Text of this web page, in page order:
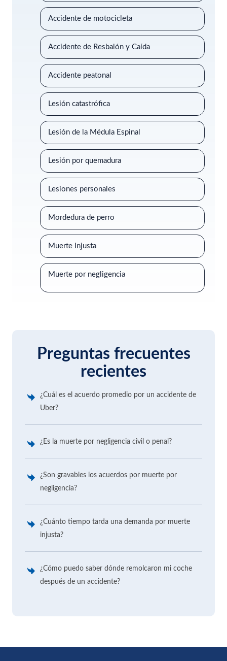
Accidente de motocicleta
Accidente de Resbalón y Caída
Accidente peatonal
Lesión catastrófica
Lesión de la Médula Espinal
Lesión por quemadura
Lesiones personales
Mordedura de perro
Muerte Injusta
Muerte por negligencia
Preguntas frecuentes
recientes
¿Cuál es el acuerdo promedio por un accidente de
Uber?
¿Es la muerte por negligencia civil o penal?
¿Son gravables los acuerdos por muerte por
negligencia?
¿Cuánto tiempo tarda una demanda por muerte
injusta?
¿Cómo puedo saber dónde remolcaron mi coche
después de un accidente?